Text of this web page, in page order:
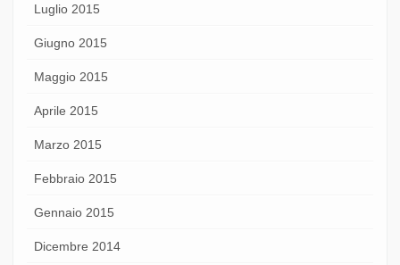
Luglio 2015
Giugno 2015
Maggio 2015
Aprile 2015
Marzo 2015
Febbraio 2015
Gennaio 2015
Dicembre 2014